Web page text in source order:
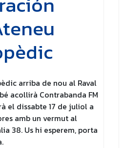
arriba de nou al Raval
acollirà Contrabanda FM
el dissabte 17 de juliol a
amb un vermut al
38. Us hi esperem, porta